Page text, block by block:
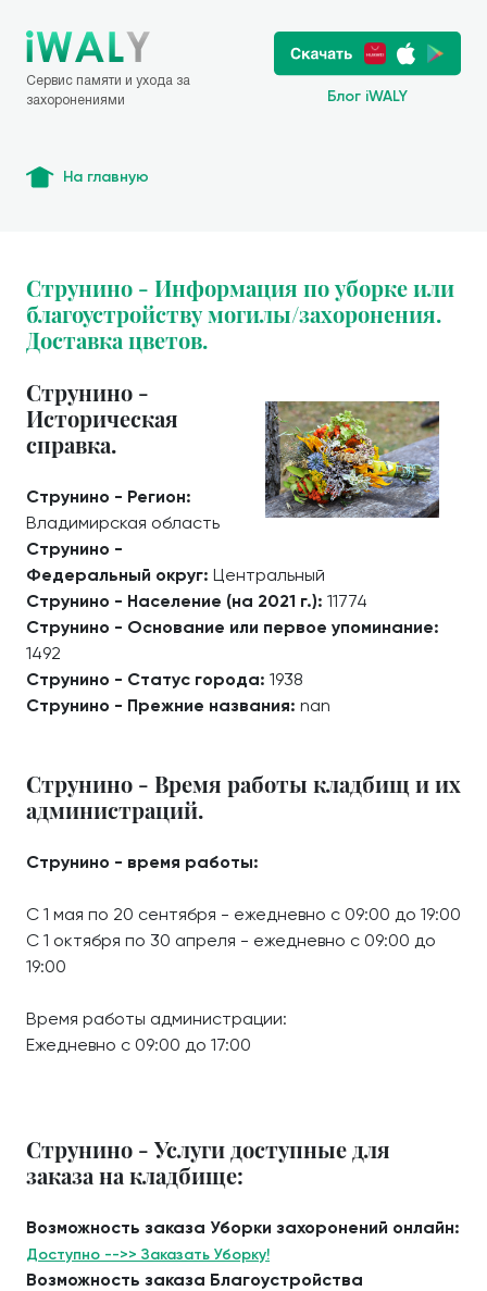
Сервис памяти и ухода за
захоронениями
Блог iWALY
На главную
Струнино - Информация по уборке или
благоустройству могилы/захоронения.
Доставка цветов.
Струнино -
Историческая
справка.
Струнино - Регион:
Владимирская область
Струнино -
Федеральный округ: Центральный
Струнино - Население (на 2021 г.): 11774
Струнино - Основание или первое упоминание:
1492
Струнино - Статус города: 1938
Струнино - Прежние названия: nan
Струнино - Время работы кладбищ и их
администраций.
Струнино - время работы:
С 1 мая по 20 сентября - ежедневно с 09:00 до 19:00
С 1 октября по 30 апреля - ежедневно с 09:00 до
19:00
Время работы администрации:
Ежедневно с 09:00 до 17:00
Струнино - Услуги доступные для
заказа на кладбище:
Возможность заказа Уборки захоронений онлайн:
Доступно -->> Заказать Уборку!
Возможность заказа Благоустройства